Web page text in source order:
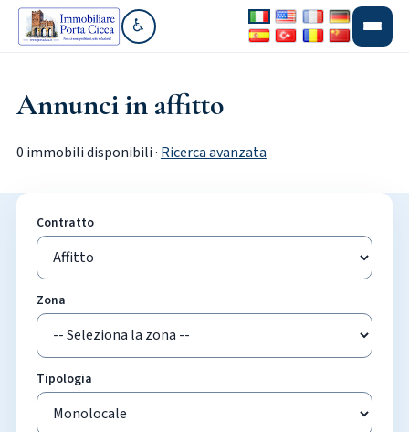
♿Vai alla sezione accessibilità
Annunci in affitto
0 immobili disponibili · Ricerca avanzata
Contratto
Zona
Tipologia